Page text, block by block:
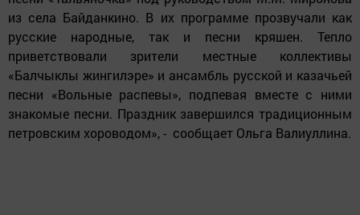
из села Байданкино. В их программе прозвучали как
русские народные, так и песни кряшен. Тепло
приветствовали зрители местные коллективы
«Балчыклы жингилэре» и ансамбль русской и казачьей
песни «Вольные распевы», подпевая вместе с ними
знакомые песни. Праздник завершился традиционным
петровским хороводом», - сообщает Ольга Валиуллина.